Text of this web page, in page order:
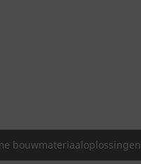
bouwmateriaaloplossingen